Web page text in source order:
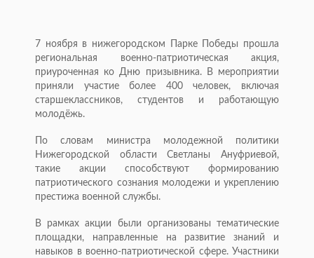
7 ноября в нижегородском Парке Победы прошла
региональная военно-патриотическая акция,
приуроченная ко Дню призывника. В мероприятии
приняли участие более 400 человек, включая
старшеклассников, студентов и работающую
молодёжь.
По словам министра молодежной политики
Нижегородской области Светланы Ануфриевой,
такие акции способствуют формированию
патриотического сознания молодежи и укреплению
престижа военной службы.
В рамках акции были организованы тематические
площадки, направленные на развитие знаний и
навыков в военно-патриотической сфере. Участники